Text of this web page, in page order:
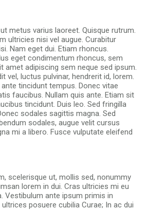
metus varius laoreet. Quisque rutrum.
ultricies nisi vel augue. Curabitur
Nam eget dui. Etiam rhoncus.
eget condimentum rhoncus, sem
amet adipiscing sem neque sed ipsum.
vel, luctus pulvinar, hendrerit id, lorem.
tincidunt tempus. Donec vitae
faucibus. Nullam quis ante. Etiam sit
tincidunt. Duis leo. Sed fringilla
sodales sagittis magna. Sed
sodales, augue velit cursus
mi a libero. Fusce vulputate eleifend
scelerisque ut, mollis sed, nonummy
lorem in dui. Cras ultricies mi eu
Vestibulum ante ipsum primis in
posuere cubilia Curae; In ac dui